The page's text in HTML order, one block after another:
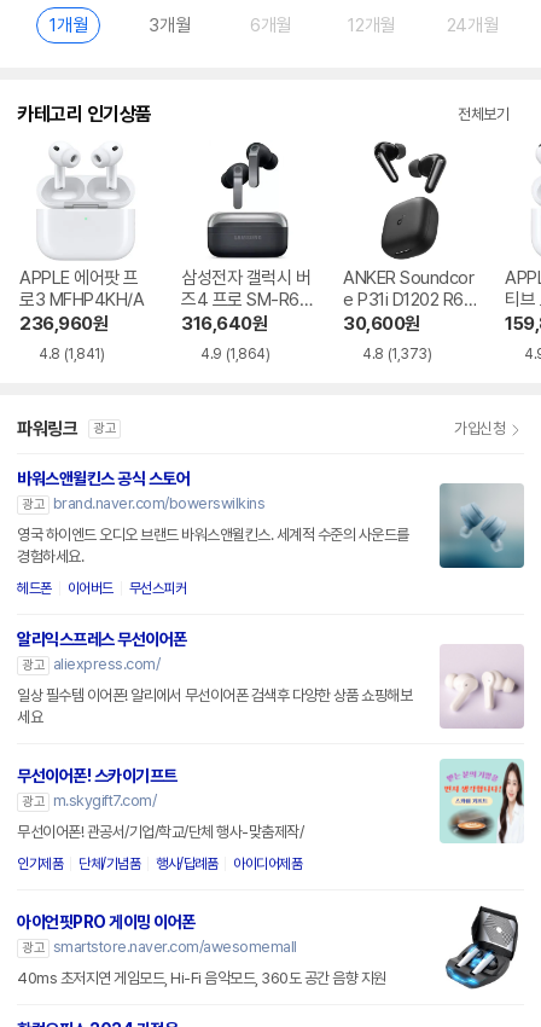
1개월 3개월 6개월 12개월 24개월
카테고리 인기상품 전체보기
APPLE 에어팟 프
로3 MFHP4KH/A
236,960원
4.8 (1,841)
삼성전자 갤럭시 버
즈4 프로 SM-R64
0
316,640원
4.9 (1,864)
ANKER Soundcor
e P31i D1202 R60
i NC
30,600원
4.8 (1,373)
티브
파워링크 광고 가입신청
바워스앤윌킨스 공식 스토어
광고
brand.naver.com/bowerswilkins
영국 하이엔드 오디오 브랜드 바워스앤윌킨스. 세계적 수준의 사운드를
경험하세요.
헤드폰 이어버드 무선스피커
알리익스프레스 무선이어폰
광고
aliexpress.com/
일상 필수템 이어폰! 알리에서 무선이어폰 검색후 다양한 상품 쇼핑해보
세요
무선이어폰! 스카이기프트
광고
m.skygift7.com/
무선이어폰! 관공서/기업/학교/단체 행사-맞춤제작/
인기제품 단체/기념품 행사/답례품 아이디어제품
아이언핏PRO 게이밍 이어폰
광고 smartstore.naver.com/awesomemall
40ms 초저지연 게임모드, Hi-Fi 음악모드, 360도 공간 음향 지원